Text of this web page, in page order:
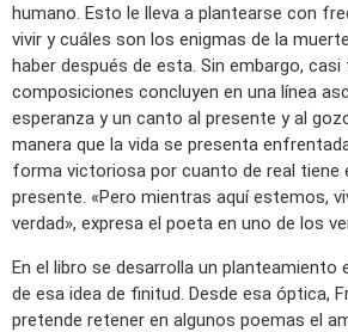
humano. Esto le lleva a plantearse con
vivir y cuáles son los enigmas de la
haber después de esta. Sin embargo,
composiciones concluyen en una línea
esperanza y un canto al presente y al
manera que la vida se presenta
forma victoriosa por cuanto de real tiene
presente. «Pero mientras aquí estemos,
verdad», expresa el poeta en uno de los
En el libro se desarrolla un planteamiento
de esa idea de finitud. Desde esa óptica,
pretende retener en algunos poemas el